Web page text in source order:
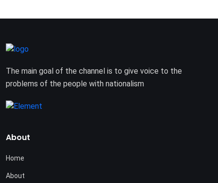
The main goal of the channel is to give voice to the
problems of the people with nationalism
About
Home
About